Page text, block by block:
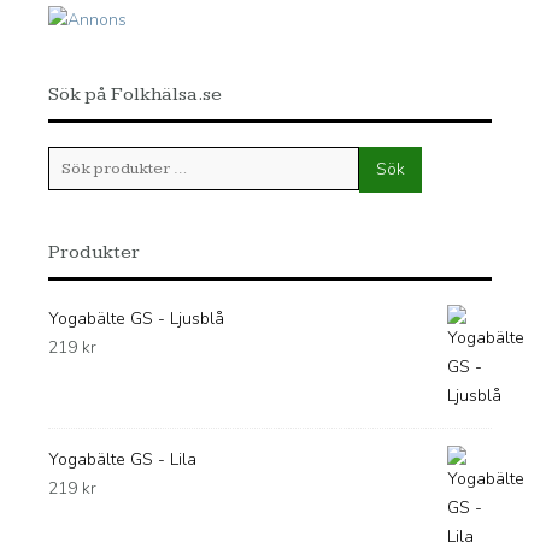
Sök på Folkhälsa.se
Sök
efter:
Sök
Produkter
Yogabälte GS - Ljusblå
219 kr
Yogabälte GS - Lila
219 kr